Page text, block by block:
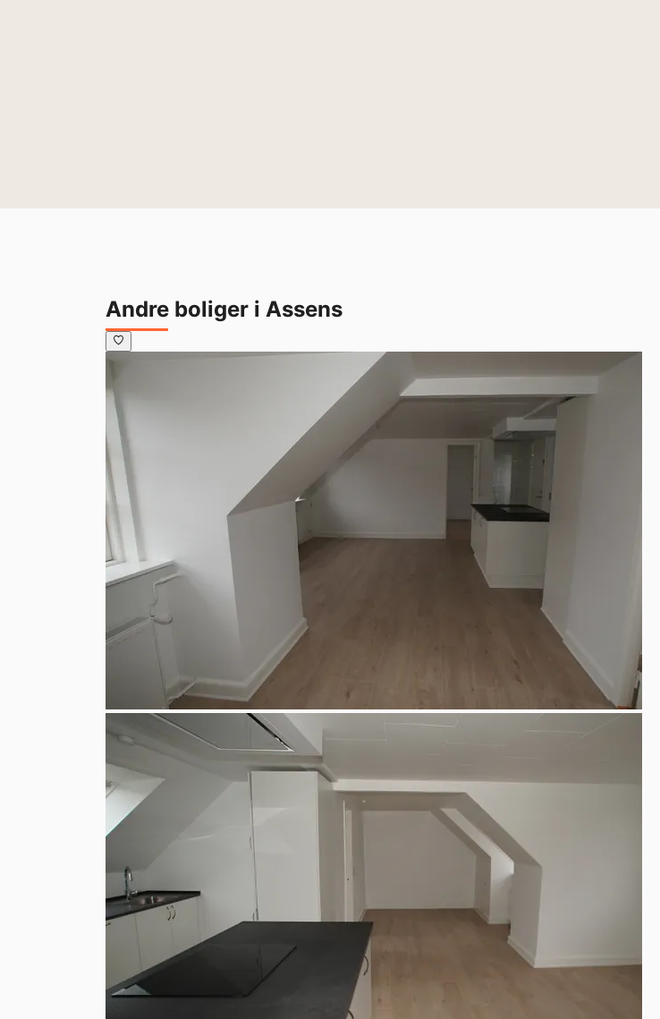
Andre boliger i Assens